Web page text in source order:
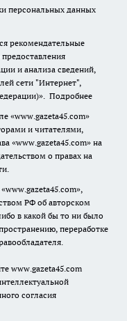
персональных данных
рекомендательные
и анализа сведений,
сети "Интернет",
Подробнее
«www.gazeta45.com»
и читателями,
«www.gazeta45.com» на
о правах на
РФ об авторском
в какой бы то ни было
переработке
www.gazeta45.com
согласия